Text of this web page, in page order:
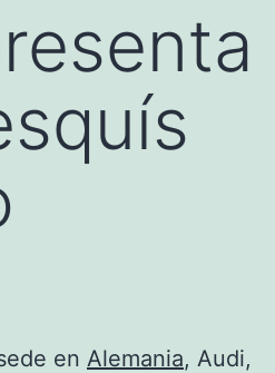
en Alemania, Audi,